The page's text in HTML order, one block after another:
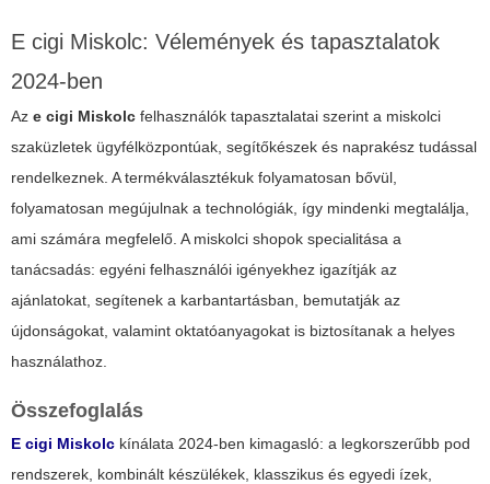
E cigi Miskolc: Vélemények és tapasztalatok
2024-ben
Az e cigi Miskolc felhasználók tapasztalatai szerint a miskolci
szaküzletek ügyfélközpontúak, segítőkészek és naprakész tudással
rendelkeznek. A termékválasztékuk folyamatosan bővül,
folyamatosan megújulnak a technológiák, így mindenki megtalálja,
ami számára megfelelő. A miskolci shopok specialitása a
tanácsadás: egyéni felhasználói igényekhez igazítják az
ajánlatokat, segítenek a karbantartásban, bemutatják az
újdonságokat, valamint oktatóanyagokat is biztosítanak a helyes
használathoz.
Összefoglalás
E cigi Miskolc kínálata 2024-ben kimagasló: a legkorszerűbb pod
rendszerek, kombinált készülékek, klasszikus és egyedi ízek,